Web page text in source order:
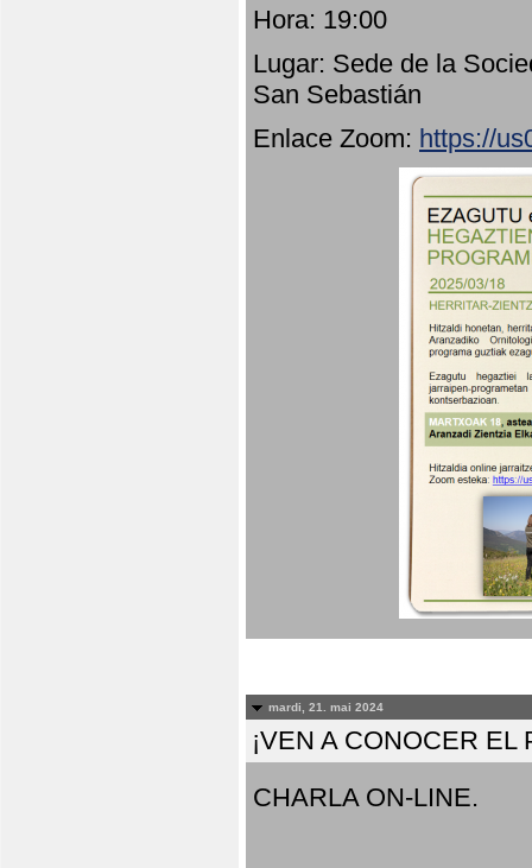
Hora: 19:00
Lugar: Sede de la
San Sebastián
Enlace Zoom: https://
mardi, 21. mai 2024
¡VEN A CONOCER
CHARLA ON-LINE.